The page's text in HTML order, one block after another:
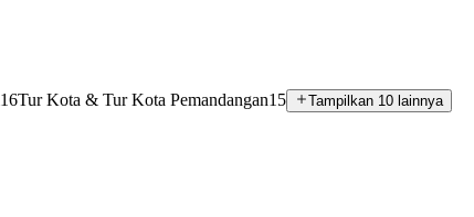
16Tur Kota & Tur Kota Pemandangan15 Tampilkan 10 lainnya